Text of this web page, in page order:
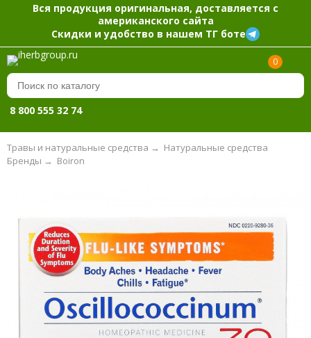
Вся продукция оригинальная, доставляется с
американского сайта
Скидки и удобство в нашем ТГ боте
0
8 800 555 32 74
Травы и натуральные средства → Натуральные средства
Boiron
Бренды →